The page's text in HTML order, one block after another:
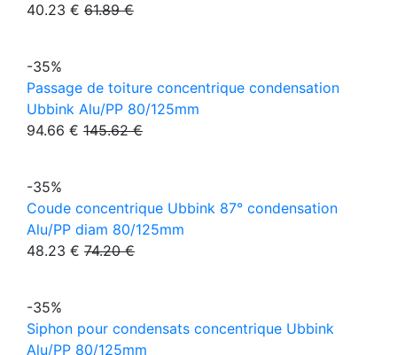
40.23 € 61.89 €
-35%
Passage de toiture concentrique condensation
Ubbink Alu/PP 80/125mm
94.66 € 145.62 €
-35%
Coude concentrique Ubbink 87° condensation
Alu/PP diam 80/125mm
48.23 € 74.20 €
-35%
Siphon pour condensats concentrique Ubbink
Alu/PP 80/125mm